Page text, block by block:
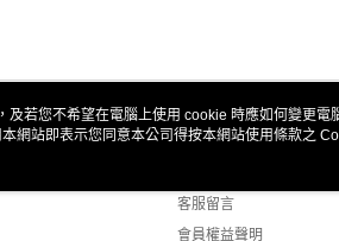
客服資訊
客服留言
會員權益聲明
若您不希望在電腦上使用 cookie 時應如何變更電
網站即表示您同意本公司得按本網站使用條款之